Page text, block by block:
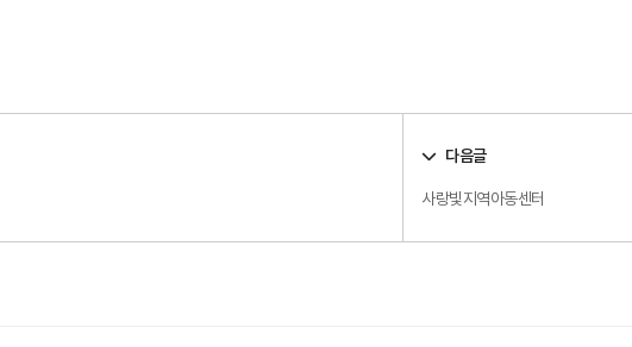
다음글
사랑빛지역아동센터